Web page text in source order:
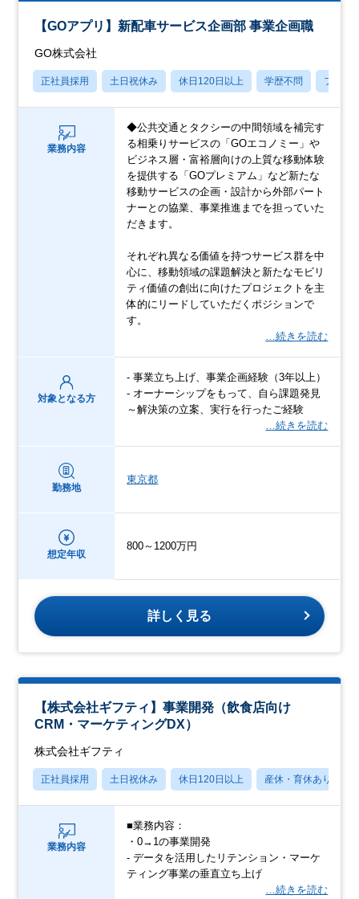
【GOアプリ】新配車サービス企画部 事業企画職
GO株式会社
正社員採用 土日祝休み 休日120日以上 学歴不問 フレッ
業務内容
◆公共交通とタクシーの中間領域を補完す
る相乗りサービスの「GOエコノミー」や
ビジネス層・富裕層向けの上質な移動体験
を提供する「GOプレミアム」など新たな
移動サービスの企画・設計から外部パート
ナーとの協業、事業推進までを担っていた
だきます。
それぞれ異なる価値を持つサービス群を中
心に、移動領域の課題解決と新たなモビリ
ティ価値の創出に向けたプロジェクトを主
体的にリードしていただくポジションで
す。
…続きを読む
対象となる方
- 事業立ち上げ、事業企画経験（3年以上）
- オーナーシップをもって、自ら課題発見
～解決策の立案、実行を行ったご経験
…続きを読む
勤務地
東京都
想定年収
800～1200万円
詳しく見る
【株式会社ギフティ】事業開発（飲食店向け
CRM・マーケティングDX）
株式会社ギフティ
正社員採用 土日祝休み 休日120日以上 産休・育休あり
業務内容
■業務内容：
・0→1の事業開発
- データを活用したリテンション・マーケ
ティング事業の垂直立ち上げ
…続きを読む